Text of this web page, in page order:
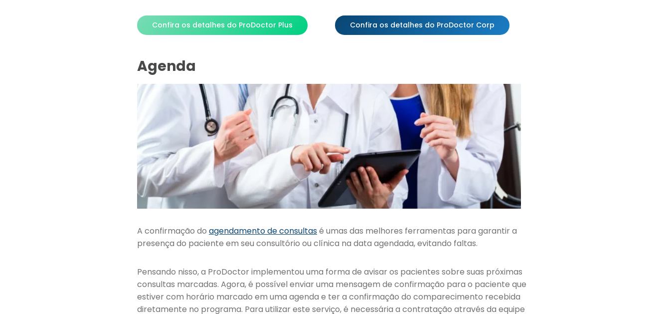
Confira os detalhes do ProDoctor Plus Confira os detalhes do ProDoctor Corp
Agenda
A confirmação do agendamento de consultasé umas das melhores ferramentas para garantir a
presença do paciente em seu consultório ou clínica na data agendada, evitando faltas.
Pensando nisso, a ProDoctor implementou uma forma de avisar os pacientes sobre suas próximas
consultas marcadas. Agora, é possível enviar uma mensagem de confirmação para o paciente que
estiver com horário marcado em uma agenda e ter a confirmação do comparecimento recebida
diretamente no programa. Para utilizar este serviço, é necessária a contratação através da equipe